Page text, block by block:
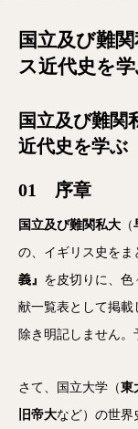
国立及び難
ス近代史を
国立及び難関
近代史を学ぶ
01 序章
国立及び難関私大 （
の、イギリス史をま
義』 を皮切りに、色
献一覧表として掲載
除き明記しません。
さて、国立大学（東
旧帝大など）の世界